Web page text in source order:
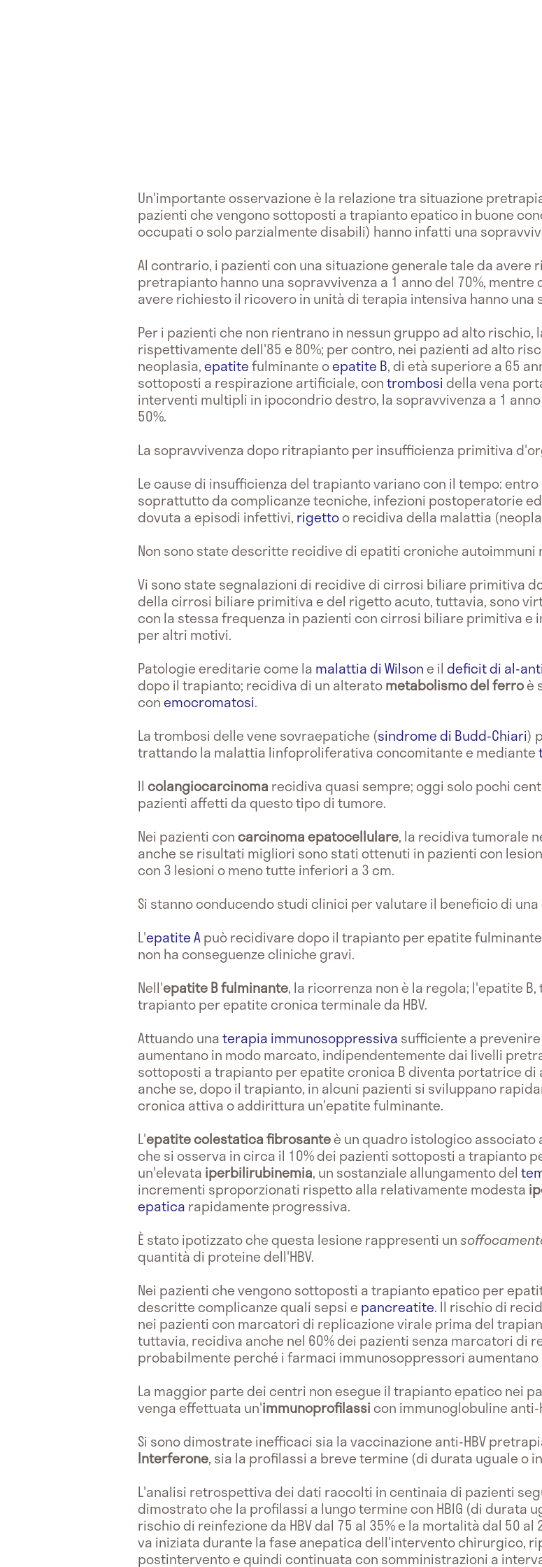
Un'importante osservazione è la relazione tra situazione
pazienti che vengono sottoposti a trapianto epatico in buone
occupati o solo parzialmente disabili) hanno infatti una
Al contrario, i pazienti con una situazione generale tale da
pretrapianto hanno una sopravvivenza a 1 anno del 70%,
avere richiesto il ricovero in unità di terapia intensiva hanno una
Per i pazienti che non rientrano in nessun gruppo ad alto rischio,
rispettivamente dell'85 e 80%; per contro, nei pazienti ad alto
neoplasia,epatitefulminante oepatite B, di età superiore a 65
sottoposti a respirazione artificiale, contrombosidella vena
interventi multipli in ipocondrio destro, la sopravvivenza a 1
50%.
La sopravvivenza dopo ritrapianto per insufficienza primitiva
Le cause di insufficienza del trapianto variano con il tempo:
soprattutto da complicanze tecniche, infezioni postoperatorie ed
dovuta a episodi infettivi, rigettoo recidiva della malattia
Non sono state descritte recidive di epatiti croniche autoimmuni
Vi sono state segnalazioni di recidive di cirrosi biliare primitiva
della cirrosi biliare primitiva e del rigetto acuto, tuttavia, sono
con la stessa frequenza in pazienti con cirrosi biliare primitiva
per altri motivi.
Patologie ereditarie come la malattia di Wilsone il deficit di al-
dopo il trapianto; recidiva di un alteratometabolismo del ferroè
conemocromatosi.
La trombosi delle vene sovraepatiche (sindrome di Budd-Chiari)
trattando la malattia linfoproliferativa concomitante e mediante
Il colangiocarcinoma recidiva quasi sempre; oggi solo pochi
pazienti affetti da questo tipo di tumore.
Nei pazienti concarcinoma epatocellulare, la recidiva tumorale
anche se risultati migliori sono stati ottenuti in pazienti con
con 3 lesioni o meno tutte inferiori a 3 cm.
Si stanno conducendo studi clinici per valutare il beneficio di una
L'epatite Apuò recidivare dopo il trapianto per epatite
non ha conseguenze cliniche gravi.
Nell'epatite B fulminante, la ricorrenza non è la regola; l'epatite
trapianto per epatite cronica terminale da HBV.
Attuando unaterapia immunosoppressiva sufficiente a
aumentano in modo marcato, indipendentemente dai livelli
sottoposti a trapianto per epatite cronica B diventa portatrice di
anche se, dopo il trapianto, in alcuni pazienti si sviluppano
cronica attiva o addirittura un'epatite fulminante.
L'epatite colestatica fibrosanteè un quadro istologico
che si osserva in circa il 10% dei pazienti sottoposti a trapianto
un'elevata iperbilirubinemia, un sostanziale allungamento del
incrementi sproporzionati rispetto alla relativamente modesta
epatica rapidamente progressiva.
È stato ipotizzato che questa lesione rappresenti un
quantità di proteine dell'HBV.
Nei pazienti che vengono sottoposti a trapianto epatico per
descritte complicanze quali sepsi e pancreatite. Il rischio di
nei pazienti con marcatori di replicazione virale prima del
tuttavia, recidiva anche nel 60% dei pazienti senza marcatori di
probabilmente perché i farmaci immunosoppressori aumentano
La maggior parte dei centri non esegue il trapianto epatico nei
venga effettuata un'immunoprofilassicon immunoglobuline anti-
Si sono dimostrate inefficaci sia la vaccinazione anti-HBV
Interferone, sia la profilassi a breve termine (di durata uguale o
L'analisi retrospettiva dei dati raccolti in centinaia di pazienti
dimostrato che la profilassi a lungo termine con HBIG (di durata
rischio di reinfezione da HBV dal 75 al 35% e la mortalità dal 50 al
va iniziata durante la fase anepatica dell'intervento chirurgico,
postintervento e quindi continuata con somministrazioni a